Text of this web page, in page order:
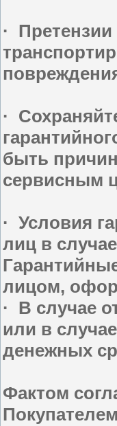
·
·
быть
сервисным
· Условия
лиц в
лицом,
· В случае
или в
денежных
Фактом